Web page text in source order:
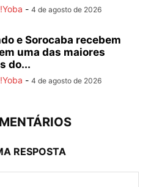
- 4 de agosto de 2026
e Sorocaba recebem
uma das maiores
do...
- 4 de agosto de 2026
RESPOSTA